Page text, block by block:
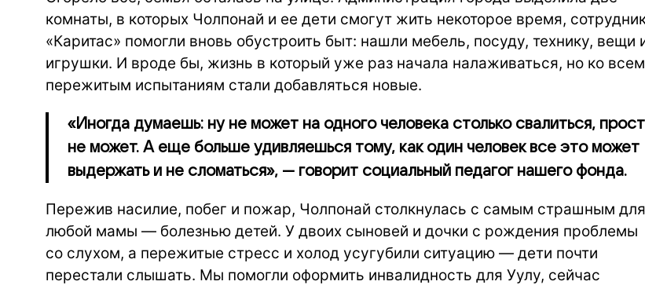
комнаты, в которых Чолпонай и ее дети смогут жить некоторое время,
«Каритас» помогли вновь обустроить быт: нашли мебель, посуду, технику, вещи
игрушки. И вроде бы, жизнь в который уже раз начала налаживаться, но ко всем
пережитым испытаниям стали добавляться новые.
«Иногда думаешь: ну не может на одного человека столько свалиться,
не может. А еще больше удивляешься тому, как один человек все это может
выдержать и не сломаться», — говорит социальный педагог нашего фонда.
Пережив насилие, побег и пожар, Чолпонай столкнулась с самым страшным для
любой мамы — болезнью детей. У двоих сыновей и дочки с рождения проблемы
со слухом, а пережитые стресс и холод усугубили ситуацию — дети почти
перестали слышать. Мы помогли оформить инвалидность для Уулу, сейчас